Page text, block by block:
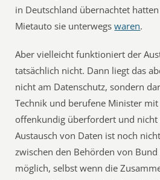
in Deutschland übernachtet
Mietauto sie unterwegswaren.
Aber vielleicht funktioniert der
tatsächlich nicht. Dann liegt das
nicht am Datenschutz, sondern
Technik und berufene Minister
offenkundig überfordert und nicht
Austausch von Daten ist noch
zwischen den Behörden von
möglich, selbst wenn die